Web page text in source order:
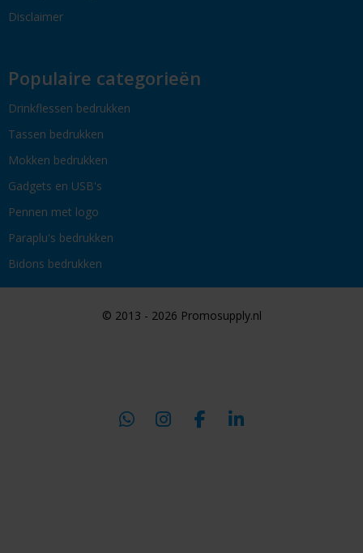
Disclaimer
Populaire categorieën
Drinkflessen bedrukken
Tassen bedrukken
Mokken bedrukken
Gadgets en USB's
Pennen met logo
Paraplu's bedrukken
Bidons bedrukken
© 2013 - 2026 Promosupply.nl